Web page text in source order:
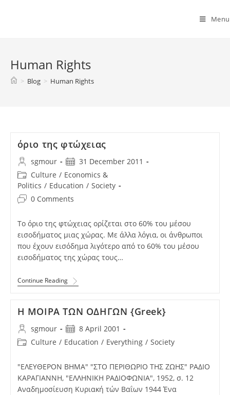
Menu
Human Rights
> Blog > Human Rights
όριο της φτώχειας
sgmour
31 December 2011
Culture / Economics &
Politics / Education / Society
0 Comments
Το όριο της φτώχειας ορίζεται στο 60% του μέσου
εισοδήματος μιας χώρας. Με άλλα λόγια, οι άνθρωποι
που έχουν εισόδημα λιγότερο από το 60% του μέσου
εισοδήματος της χώρας τους…
Continue Reading
Η ΜΟΙΡΑ ΤΩΝ ΟΔΗΓΩΝ {Greek}
sgmour
8 April 2001
Culture / Education / Everything / Society
"ΕΛΕΥΘΕΡΟΝ ΒΗΜΑ" "ΣΤΟ ΠΕΡΙΘΩΡΙΟ ΤΗΣ ΖΩΗΣ" ΡΑΔΙΟ
ΚΑΡΑΓΙΑΝΝΗ, "ΕΛΛΗΝΙΚΗ ΡΑΔΙΟΦΩΝΙΑ", 1952, σ. 12
Αναδημοσίευση Κυριακή τών Βαΐων 1944 Ένα